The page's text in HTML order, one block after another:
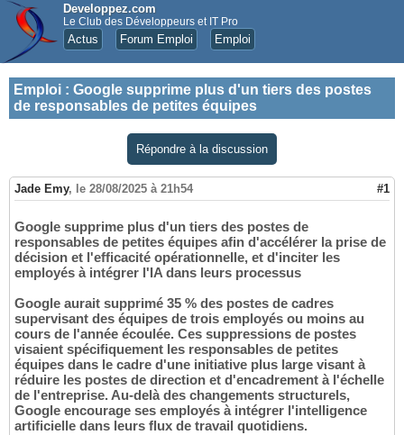
Developpez.com
Le Club des Développeurs et IT Pro
Actus Forum Emploi Emploi
Emploi : Google supprime plus d'un tiers des postes
de responsables de petites équipes
Répondre à la discussion
Jade Emy, le 28/08/2025 à 21h54 #1
Google supprime plus d'un tiers des postes de
responsables de petites équipes afin d'accélérer la prise de
décision et l'efficacité opérationnelle, et d'inciter les
employés à intégrer l'IA dans leurs processus
Google aurait supprimé 35 % des postes de cadres
supervisant des équipes de trois employés ou moins au
cours de l'année écoulée. Ces suppressions de postes
visaient spécifiquement les responsables de petites
équipes dans le cadre d'une initiative plus large visant à
réduire les postes de direction et d'encadrement à l'échelle
de l'entreprise. Au-delà des changements structurels,
Google encourage ses employés à intégrer l'intelligence
artificielle dans leurs flux de travail quotidiens.